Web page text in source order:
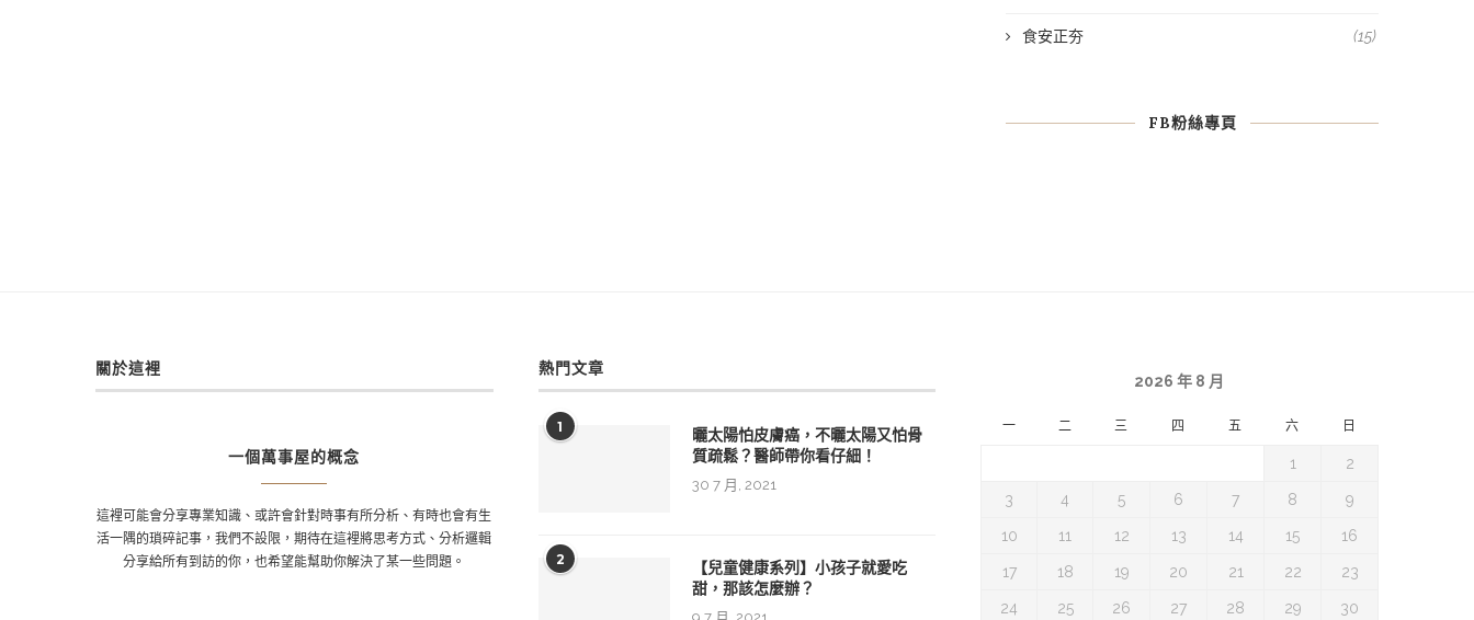
食安正夯 (15)
FB粉絲專頁
關於這裡
一個萬事屋的概念
這裡可能會分享專業知識、或許會針對時事有所分析、有時也會有生
活一隅的瑣碎記事，我們不設限，期待在這裡將思考方式、分析邏輯
分享給所有到訪的你，也希望能幫助你解決了某一些問題。
熱門文章
1
曬太陽怕皮膚癌，不曬太陽又怕骨
質疏鬆？醫師帶你看仔細！
30 7 月, 2021
2
【兒童健康系列】小孩子就愛吃
甜，那該怎麼辦？
2026 年 8 月
一 二 三 四 五 六 日
1 2
3 4 5 6 7 8 9
10 11 12 13 14 15 16
17 18 19 20 21 22 23
24 25 26 27 28 29 30